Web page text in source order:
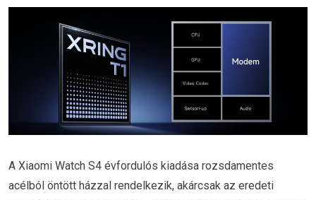
A Xiaomi Watch S4 évfordulós kiadása rozsdamentes
acélból öntött házzal rendelkezik, akárcsak az eredeti